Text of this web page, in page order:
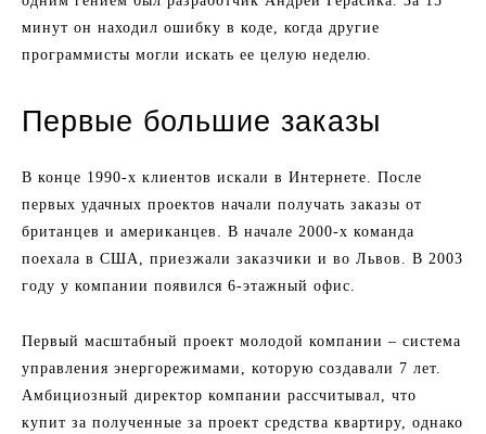
минут он находил ошибку в коде, когда другие
программисты могли искать ее целую неделю.
Первые большие заказы
В конце 1990-х клиентов искали в Интернете. После
первых удачных проектов начали получать заказы от
британцев и американцев. В начале 2000-х команда
поехала в США, приезжали заказчики и во Львов. В 2003
году у компании появился 6-этажный офис.
Первый масштабный проект молодой компании – система
управления энергорежимами, которую создавали 7 лет.
Амбициозный директор компании рассчитывал, что
купит за полученные за проект средства квартиру, однако